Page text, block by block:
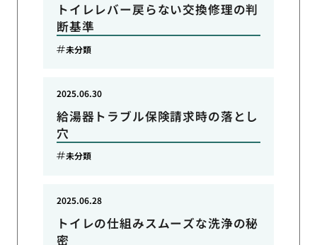
トイレレバー戻らない交換修理の判
断基準
未分類
給湯器トラブル保険請求時の落とし
穴
2025.06.30
未分類
トイレの仕組みスムーズな洗浄の秘
密
2025.06.28